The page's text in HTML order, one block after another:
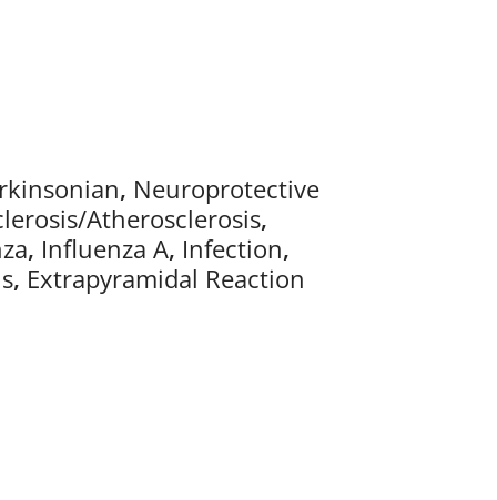
, Neuroprotective
Atherosclerosis,
, Influenza A, Infection,
, Extrapyramidal Reaction